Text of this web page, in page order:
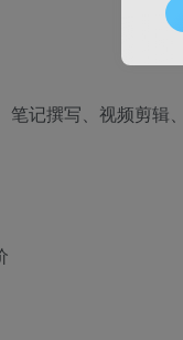
记撰写、视频剪辑